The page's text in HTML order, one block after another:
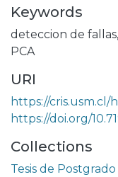
Keywords
deteccion de fallas,
PCA
URI
https://cris.usm.cl/
https://doi.org/
Collections
Tesis de Postgrado